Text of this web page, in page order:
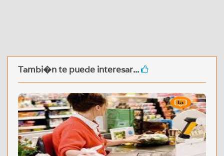
Tambi�n te puede interesar...